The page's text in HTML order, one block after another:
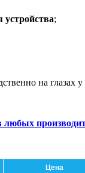
устройства;
на
любых
Цена